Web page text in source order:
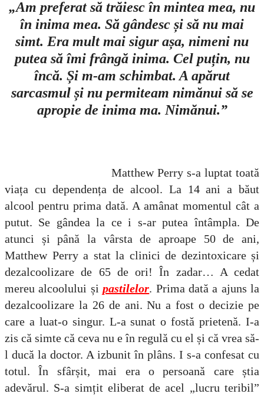
„Am preferat să trăiesc în mintea mea, nu
în inima mea. Să gândesc și să nu mai
simt. Era mult mai sigur așa, nimeni nu
putea să îmi frângă inima. Cel puțin, nu
încă. Și m-am schimbat. A apărut
sarcasmul și nu permiteam nimănui să se
apropie de inima ma. Nimănui.”
Matthew Perry s-a luptat toată
viața cu dependența de alcool. La 14 ani a băut
alcool pentru prima dată. A amânat momentul cât a
putut. Se gândea la ce i s-ar putea întâmpla. De
atunci și până la vârsta de aproape 50 de ani,
Matthew Perry a stat la clinici de dezintoxicare și
dezalcoolizare de 65 de ori! În zadar… A cedat
mereu alcoolului șipastilelor. Prima dată a ajuns la
dezalcoolizare la 26 de ani. Nu a fost o decizie pe
care a luat-o singur. L-a sunat o fostă prietenă. I-a
zis că simte că ceva nu e în regulă cu el și că vrea să-
l ducă la doctor. A izbunit în plâns. I s-a confesat cu
totul. În sfârșit, mai era o persoană care știa
adevărul. S-a simțit eliberat de acel „lucru teribil”